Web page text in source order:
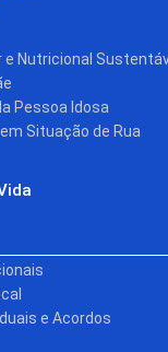
Nutricional
Pessoa Idosa
Situação de Rua
e Acordos